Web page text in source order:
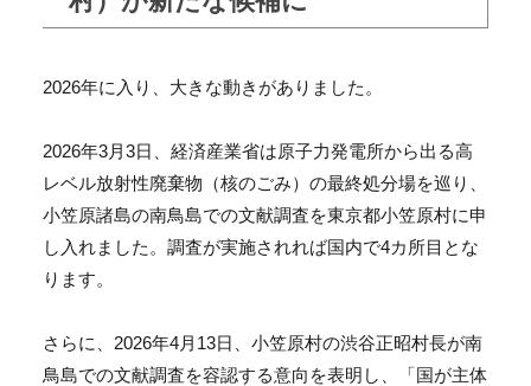
2026年に入り、大きな動きがありました。
2026年3月3日、経済産業省は原子力発電所から出る高
レベル放射性廃棄物（核のごみ）の最終処分場を巡り、
小笠原諸島の南鳥島での文献調査を東京都小笠原村に申
し入れました。調査が実施されれば国内で4カ所目とな
ります。
さらに、2026年4月13日、小笠原村の渋谷正昭村長が南
鳥島での文献調査を容認する意向を表明し、「国が主体